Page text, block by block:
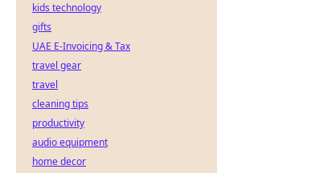
kids technology
gifts
UAE E-Invoicing & Tax
travel gear
travel
cleaning tips
productivity
audio equipment
home decor